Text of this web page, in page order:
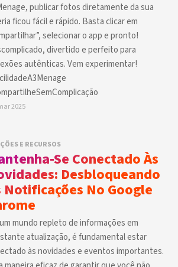
publicar fotos diretamente da sua
ficou fácil e rápido. Basta clicar em
selecionar o app e pronto!
divertido e perfeito para
autênticas. Vem experimentar!
2025
E RECURSOS
Se Conectado Às
Desbloqueando
Notificações No Google
mundo repleto de informações em
atualização, é fundamental estar
às novidades e eventos importantes.